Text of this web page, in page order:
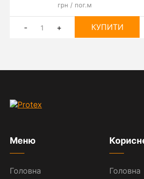
грн / пог.м
- + КУПИТИ
Меню
Головна
Головна